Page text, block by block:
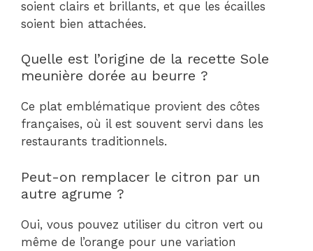
soient clairs et brillants, et que les écailles
soient bien attachées.
Quelle est l’origine de la recette Sole
meunière dorée au beurre ?
Ce plat emblématique provient des côtes
françaises, où il est souvent servi dans les
restaurants traditionnels.
Peut-on remplacer le citron par un
autre agrume ?
Oui, vous pouvez utiliser du citron vert ou
même de l’orange pour une variation